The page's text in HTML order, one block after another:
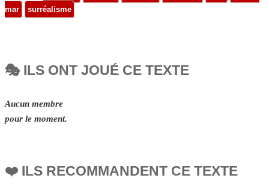
mar
surréalisme
🎭 ILS ONT JOUÉ CE TEXTE
Aucun membre
pour le moment.
❤️ ILS RECOMMANDENT CE TEXTE